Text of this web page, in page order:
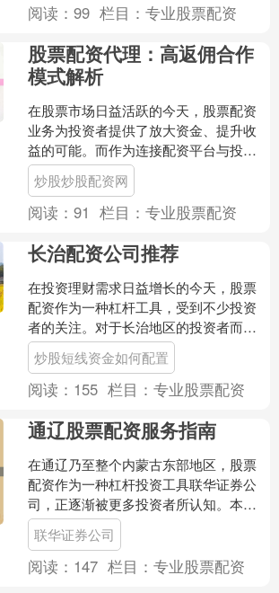
阅读：99 栏目：专业股票配资
股票配资代理：高返佣合作
模式解析
在股票市场日益活跃的今天，股票配资
业务为投资者提供了放大资金、提升收
益的可能。而作为连接配资平台与投资
者的重要桥梁，股票配资代理正成为越
来越多人关注的副业选择。....
炒股炒股配资网
阅读：91 栏目：专业股票配资
长治配资公司推荐
在投资理财需求日益增长的今天，股票
配资作为一种杠杆工具，受到不少投资
者的关注。对于长治地区的投资者而
言，选择一家正规、安全、服务优质的
配资公司至关重要。本文将为....
炒股短线资金如何配置
阅读： 155 栏目：专业股票配资
通辽股票配资服务指南
在通辽乃至整个内蒙古东部地区，股票
配资作为一种杠杆投资工具联华证券公
司，正逐渐被更多投资者所认知。本文
将围绕通辽股票配资的基本概念、操作
流程、风险控制及合规选择....
联华证券公司
阅读： 147 栏目：专业股票配资